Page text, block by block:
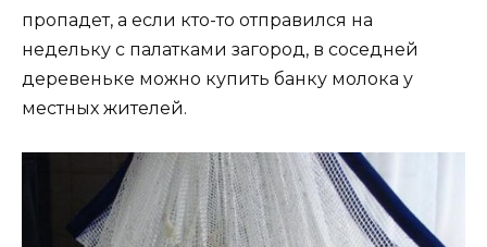
пропадет, а если кто-то отправился на
недельку с палатками загород, в соседней
деревеньке можно купить банку молока у
местных жителей.